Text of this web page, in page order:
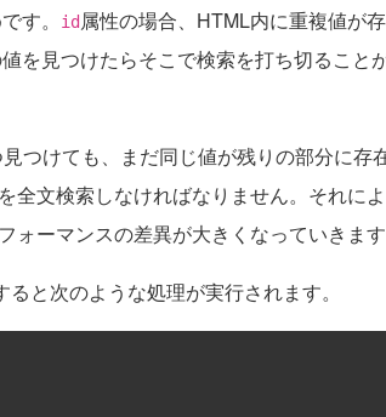
す。
id 属性の場合、HTML内に重複値が
を見つけたらそこで検索を打ち切ること
つけても、まだ同じ値が残りの部分に存
文検索しなければなりません。それによ
ーマンスの差異が大きくなっていきます
ると次のような処理が実行されます。